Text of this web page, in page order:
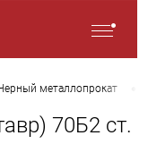
металлопрокат
70Б2 ст.